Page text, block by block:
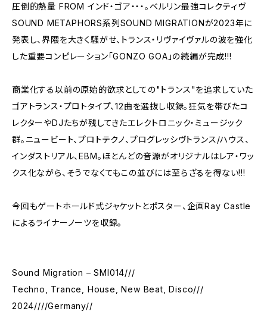
圧倒的熱量 FROM インド・ゴア・・・。ベルリン最強コレクティヴ
SOUND METAPHORS系列SOUND MIGRATIONが2023年に
発表し、界隈を大きく騒がせ、トランス・リヴァイヴァルの波を強化
した重要コンピレーション「GONZO GOA」の続編が完成!!!
商業化する以前の原始的欲求としての"トランス"を追求していた
ゴアトランス・プロトタイプ、12曲を選抜し収録。狂気を帯びたコ
レクターやDJたちが残してきたエレクトロニック・ミュージック
群。ニュービート、プロトテクノ、プログレッシヴトランス/ハウス、
インダストリアル、EBM。ほとんどの音源がオリジナルはレア・ワッ
クス化ながら、そうでなくてもこの並びには至らざるを得ない!!!
今回もゲートホールド式ジャケットとポスター、企画Ray Castle
によるライナーノーツを収録。
Sound Migration – SMI014///
Techno, Trance, House, New Beat, Disco///
2024////Germany//